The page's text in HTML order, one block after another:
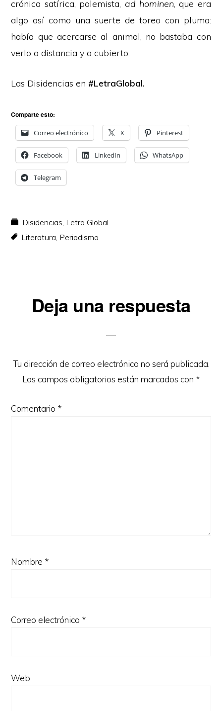
crónica satírica, polemista, ad hominen, que era
algo así como una suerte de toreo con pluma:
había que acercarse al animal, no bastaba con
verlo a distancia y a cubierto.
Las Disidencias en #LetraGlobal.
Comparte esto:
Correo electrónico X Pinterest
Facebook LinkedIn WhatsApp
Telegram
Disidencias, Letra Global
Literatura, Periodismo
Interacciones
lectores
Deja una respuesta
Tu dirección de correo electrónico no será publicada.
Los campos obligatorios están marcados con *
Comentario *
Nombre *
Correo electrónico *
Web